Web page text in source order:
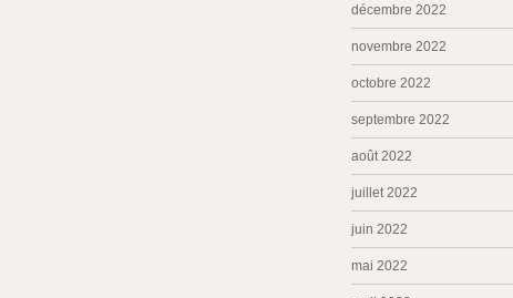
décembre 2022
novembre 2022
octobre 2022
septembre 2022
août 2022
juillet 2022
juin 2022
mai 2022